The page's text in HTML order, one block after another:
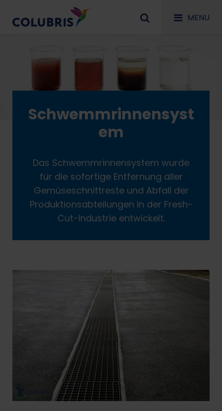
MENU
Schwemmrinnensyst
em
Das Schwemmrinnensystem wurde
für die sofortige Entfernung aller
Gemüseschnittreste und Abfall der
Produktionsabteilungen in der Fresh-
Cut-Industrie entwickelt.